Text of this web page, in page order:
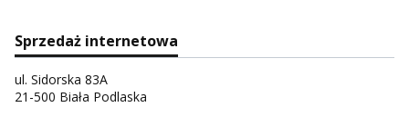
Sprzedaż internetowa
ul. Sidorska 83A
21-500 Biała Podlaska